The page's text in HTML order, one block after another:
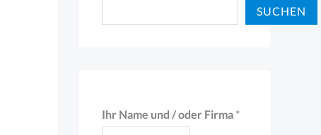
SUCHEN
Ihr Name und / oder Firma *